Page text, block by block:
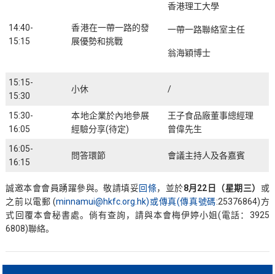
14:40-
15:15
香港在一帶一路的發
展優勢和挑戰
香港理工大學
一帶一路聯絡室主任
翁海穎博士
15:15-
15:30
小休 /
15:30-
16:05
本地企業於內地參展
經驗分享(待定)
王子食品廠董事總經理
曾偉先生
16:05-
16:15
問答環節 會議主持人及各嘉賓
誠邀本會會員踴躍參與。敬請填妥回條，並於8月22日（星期三） 或
之前以電郵 (minnamui@hkfc.org.hk)或傳真(傳真號碼:25376864)方
式回覆本會秘書處。倘有查詢，請與本會梅伊婷小姐(電話：3925
6808)聯絡。